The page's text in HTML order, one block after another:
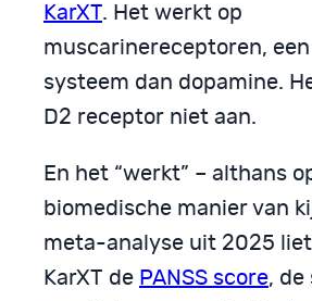
KarXT. Het werkt op
muscarinereceptoren,
systeem dan dopamine.
D2 receptor niet aan.
En het “werkt” – althans
biomedische manier van
meta-analyse uit 2025
KarXT de PANSS score, de